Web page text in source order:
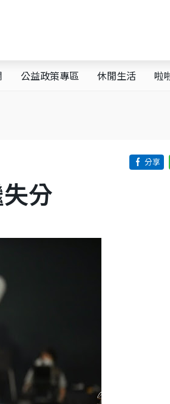
公益政策專區 休閒生活 啦
分